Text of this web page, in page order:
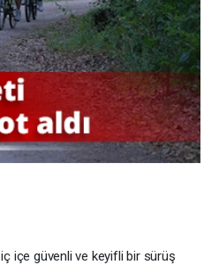
içe güvenli ve keyifli bir sürüş